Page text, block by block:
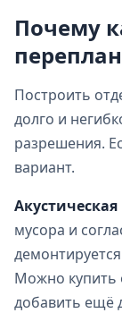
Почему
Построить
долго и
разрешения.
вариант.
мусора и
Можно купить
добавить ещё